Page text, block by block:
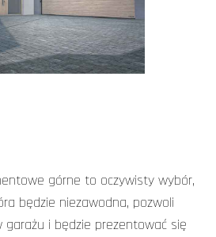
górne to oczywisty wybór,
będzie niezawodna, pozwoli
garażu i będzie prezentować się